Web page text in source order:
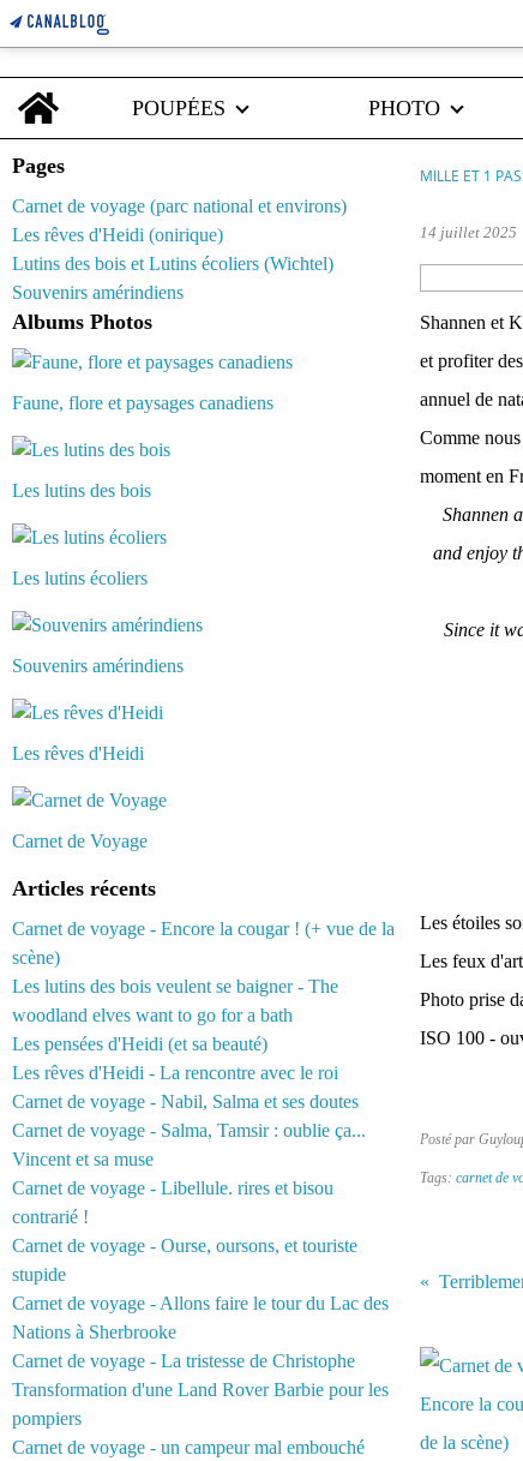
Home
POUPÉES
PHOTO
Pages
Carnet de voyage (parc national et environs)
Les rêves d'Heidi (onirique)
Lutins des bois et Lutins écoliers (Wichtel)
Souvenirs amérindiens
Albums Photos
Faune, flore et paysages canadiens
Les lutins des bois
Les lutins écoliers
Souvenirs amérindiens
Les rêves d'Heidi
Carnet de Voyage
Articles récents
Carnet de voyage - Encore la cougar ! (+ vue de la
scène)
Les lutins des bois veulent se baigner - The
woodland elves want to go for a bath
Les pensées d'Heidi (et sa beauté)
Les rêves d'Heidi - La rencontre avec le roi
Carnet de voyage - Nabil, Salma et ses doutes
Carnet de voyage - Salma, Tamsir : oublie ça...
Vincent et sa muse
Carnet de voyage - Libellule. rires et bisou
contrarié !
Carnet de voyage - Ourse, oursons, et touriste
stupide
Carnet de voyage - Allons faire le tour du Lac des
Nations à Sherbrooke
Carnet de voyage - La tristesse de Christophe
Transformation d'une Land Rover Barbie pour les
pompiers
Carnet de voyage - un campeur mal embouché
MILLE ET 1
14 juillet 2025
Shannen et
et profiter
annuel de
Comme
moment en
Shannen
and enjoy
Since it
Les étoiles
Les feux
Photo prise
ISO 100 -
Posté par
Tags: carnet de